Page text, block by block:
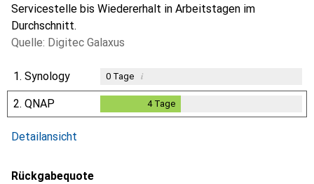
Servicestelle bis Wiedererhalt in Arbeitstagen im
Durchschnitt.
Quelle: Digitec Galaxus
1. Synology 0Tage i
2. QNAP 4Tage
Detailansicht
Rückgabequote